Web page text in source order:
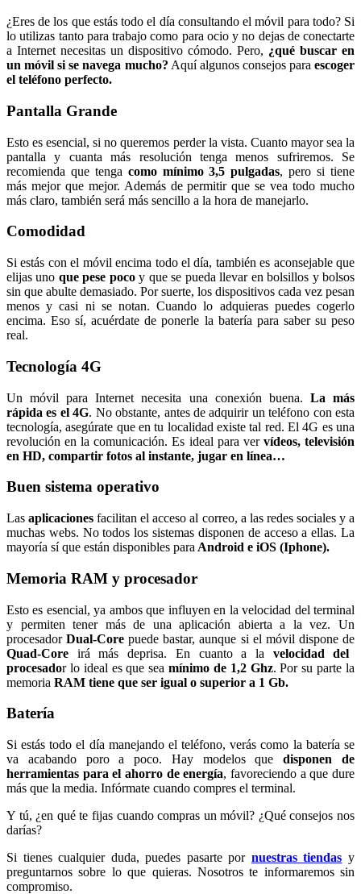
¿Eres de los que estás todo el día consultando el móvil para todo? Si
lo utilizas tanto para trabajo como para ocio y no dejas de conectarte
a Internet necesitas un dispositivo cómodo. Pero, ¿qué buscar en
un móvil si se navega mucho? Aquí algunos consejos para escoger
el teléfono perfecto.
Pantalla Grande
Esto es esencial, si no queremos perder la vista. Cuanto mayor sea la
pantalla y cuanta más resolución tenga menos sufriremos. Se
recomienda que tenga como mínimo 3,5 pulgadas, pero si tiene
más mejor que mejor. Además de permitir que se vea todo mucho
más claro, también será más sencillo a la hora de manejarlo.
Comodidad
Si estás con el móvil encima todo el día, también es aconsejable que
elijas uno que pese pocoy que se pueda llevar en bolsillos y bolsos
sin que abulte demasiado. Por suerte, los dispositivos cada vez pesan
menos y casi ni se notan. Cuando lo adquieras puedes cogerlo
encima. Eso sí, acuérdate de ponerle la batería para saber su peso
real.
Tecnología 4G
Un móvil para Internet necesita una conexión buena. La más
rápida es el 4G. No obstante, antes de adquirir un teléfono con esta
tecnología, asegúrate que en tu localidad existe tal red. El 4G es una
revolución en la comunicación. Es ideal para vervídeos, televisión
en HD, compartir fotos al instante, jugar en línea…
Buen sistema operativo
Lasaplicaciones facilitan el acceso al correo, a las redes sociales y a
muchas webs. No todos los sistemas disponen de acceso a ellas. La
mayoría sí que están disponibles para Android e iOS (Iphone).
Memoria RAM y procesador
Esto es esencial, ya ambos que influyen en la velocidad del terminal
y permiten tener más de una aplicación abierta a la vez. Un
procesadorDual-Core puede bastar, aunque si el móvil dispone de
Quad-Core irá más deprisa. En cuanto a la velocidad del
procesador lo ideal es que seamínimo de 1,2 Ghz. Por su parte la
memoria RAM tiene que ser igual o superior a 1 Gb.
Batería
Si estás todo el día manejando el teléfono, verás como la batería se
va acabando poro a poco. Hay modelos quedisponen de
herramientas para el ahorro de energía, favoreciendo a que dure
más que la media. Infórmate cuando compres el terminal.
Y tú, ¿en qué te fijas cuando compras un móvil? ¿Qué consejos nos
darías?
Si tienes cualquier duda, puedes pasarte por nuestras tiendas y
preguntarnos sobre lo que quieras. Nosotros te informaremos sin
compromiso.